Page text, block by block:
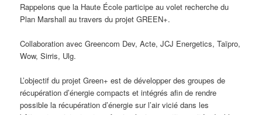
Rappelons que la Haute École participe au volet recherche du
Plan Marshall au travers du projet GREEN+.
Collaboration avec Greencom Dev, Acte, JCJ Energetics, Taïpro,
Wow, Sirris, Ulg.
L’objectif du projet Green+ est de développer des groupes de
récupération d’énergie compacts et intégrés afin de rendre
possible la récupération d’énergie sur l’air vicié dans les